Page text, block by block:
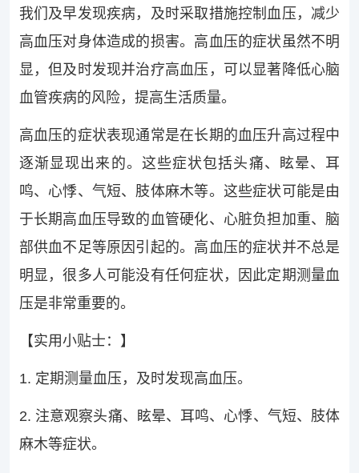
我们及早发现疾病，及时采取措施控制血压，减少
高血压对身体造成的损害。高血压的症状虽然不明
显，但及时发现并治疗高血压，可以显著降低心脑
血管疾病的风险，提高生活质量。
高血压的症状表现通常是在长期的血压升高过程中
逐渐显现出来的。这些症状包括头痛、眩晕、耳
鸣、心悸、气短、肢体麻木等。这些症状可能是由
于长期高血压导致的血管硬化、心脏负担加重、脑
部供血不足等原因引起的。高血压的症状并不总是
明显，很多人可能没有任何症状，因此定期测量血
压是非常重要的。
【实用小贴士：】
1. 定期测量血压，及时发现高血压。
2. 注意观察头痛、眩晕、耳鸣、心悸、气短、肢体
麻木等症状。